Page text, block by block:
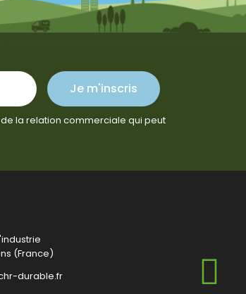
Je m'inscris
la relation commerciale qui peut
(France)
durable.fr